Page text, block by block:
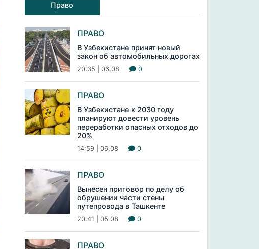
Право
ПРАВО
В Узбекистане принят новый
закон об автомобильных дорогах
20:35 | 06.08 0
ПРАВО
В Узбекистане к 2030 году
планируют довести уровень
переработки опасных отходов до
20%
14:59 | 06.08 0
ПРАВО
Вынесен приговор по делу об
обрушении части стены
путепровода в Ташкенте
20:41 | 05.08 0
ПРАВО